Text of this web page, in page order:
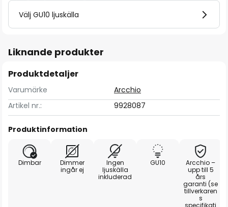
Välj GU10 ljuskälla
Liknande produkter
Produktdetaljer
Varumärke
Arcchio
Artikel nr.:
9928087
Produktinformation
Dimbar
Dimmer
ingår ej
Ingen
ljuskälla
inkluderad
GU10
Arcchio –
upp till 5
års
garanti (se
tillverkaren
s
specifikati